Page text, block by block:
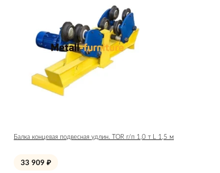
Балка концевая подвесная удлин. TOR г/п 1,0 т L 1,5 м
33 909 ₽